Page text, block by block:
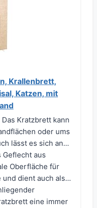
Krallenbrett,
Katzen, mit
Kratzbrett kann
oder ums
lässt es sich an...
Geflecht aus
Oberfläche für
dient auch als...
eine immer